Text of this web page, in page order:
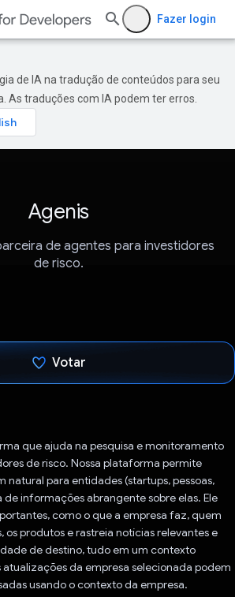
Fazer login
de IA na tradução de conteúdos para seu
As traduções com IA podem ter erros.
Agenis
de agentes para investidores
de risco.
Votar
que ajuda na pesquisa e monitoramento
de risco. Nossa plataforma permite
natural para entidades (startups, pessoas,
informações abrangente sobre elas. Ele
como o que a empresa faz, quem
os produtos e rastreia notícias relevantes e
de destino, tudo em um contexto
atualizações da empresa selecionada podem
usando o contexto da empresa.